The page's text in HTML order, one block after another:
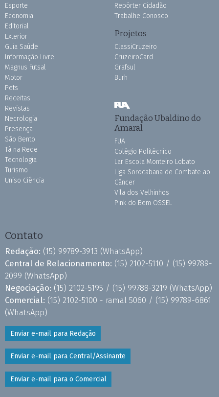
Esporte
Economia
Editorial
Exterior
Guia Saúde
Informação Livre
Magnus Futsal
Motor
Pets
Receitas
Revistas
Necrologia
Presença
São Bento
Tá na Rede
Tecnologia
Turismo
Uniso Ciência
Repórter Cidadão
Trabalhe Conosco
Projetos
ClassiCruzeiro
CruzeiroCard
Grafsul
Burh
Fundação Ubaldino do
Amaral
FUA
Colégio Politécnico
Lar Escola Monteiro Lobato
Liga Sorocabana de Combate ao
Câncer
Vila dos Velhinhos
Pink do Bem OSSEL
Contato
Redação: (15) 99789-3913 (WhatsApp)
Central de Relacionamento: (15) 2102-5110 / (15) 99789-
2099 (WhatsApp)
Negociação: (15) 2102-5195 / (15) 99788-3219 (WhatsApp)
Comercial: (15) 2102-5100 - ramal 5060 / (15) 99789-6861
(WhatsApp)
Enviar e-mail para Redação
Enviar e-mail para Central/Assinante
Enviar e-mail para o Comercial